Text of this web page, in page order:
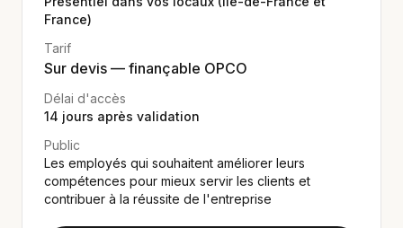
France)
Tarif
Sur devis — finançable OPCO
Délai d'accès
14 jours après validation
Public
Les employés qui souhaitent améliorer leurs
compétences pour mieux servir les clients et
contribuer à la réussite de l'entreprise